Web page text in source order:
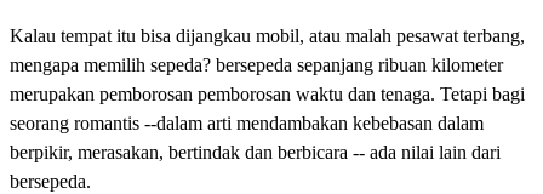
Kalau tempat itu bisa dijangkau mobil, atau malah pesawat terbang,
mengapa memilih sepeda? bersepeda sepanjang ribuan kilometer
merupakan pemborosan pemborosan waktu dan tenaga. Tetapi bagi
seorang romantis --dalam arti mendambakan kebebasan dalam
berpikir, merasakan, bertindak dan berbicara -- ada nilai lain dari
bersepeda.